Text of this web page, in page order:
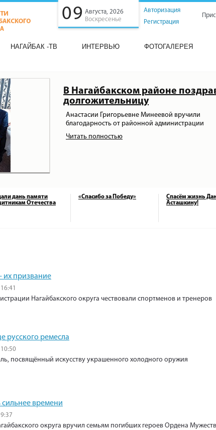
09 Августа, 2026
Воскресенье
Авторизация
Регистрация
НАГАЙБАК -ТВ ИНТЕРВЬЮ ФОТОГАЛЕРЕЯ
В Нагайбакском районе
долгожительницу
Анастасии Григорьевне Минеевой вручили
благодарность от районной администрации
Читать полностью
дань памяти
Отечества
«Спасибо за Победу»
Спасём жизнь
Асташкину!
их призвание
Нагайбакского округа чествовали спортменов и тренеров
русского ремесла
посвящённый искусству украшенного холодного оружия
сильнее времени
округа вручил семьям погибших героев Ордена